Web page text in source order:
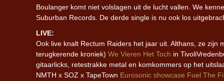
Boulanger komt niet volslagen uit de lucht vallen. We
Suburban Records. De derde single is nu ook los
LIVE:
Ook live knalt Rectum Raiders het jaar uit. Althans, ze zijn
terugkerende kroniek) We Vieren Het Toch in
gitaarlicks, retestrakke metal en komkommers op het
NMTH x SOZ x TapeTown Eurosonic showcase Fuel The